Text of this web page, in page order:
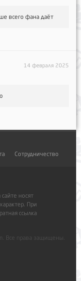
всего фана даёт
14 февраля 2025
Сотрудничество
носят
При
ссылка
Все права защищены.